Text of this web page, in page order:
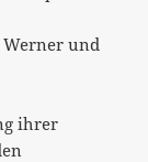
Werner und
ihrer